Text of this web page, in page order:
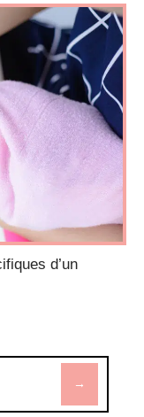
d’un